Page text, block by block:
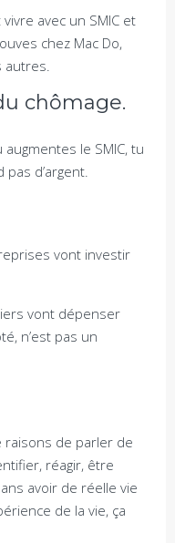
avec un SMIC et
chez Mac Do,
autres.
chômage.
le SMIC, tu
pas d’argent.
vont investir
vont dépenser
n’est pas un
raisons de parler de
réagir, être
avoir de réelle vie
de la vie, ça